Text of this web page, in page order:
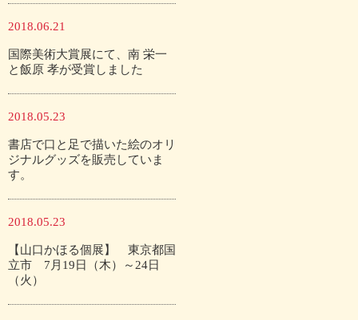
2018.06.21
国際美術大賞展にて、南 栄一
と飯原 孝が受賞しました
2018.05.23
書店で口と足で描いた絵のオリ
ジナルグッズを販売していま
す。
2018.05.23
【山口かほる個展】 東京都国
立市 7月19日（木）～24日
（火）